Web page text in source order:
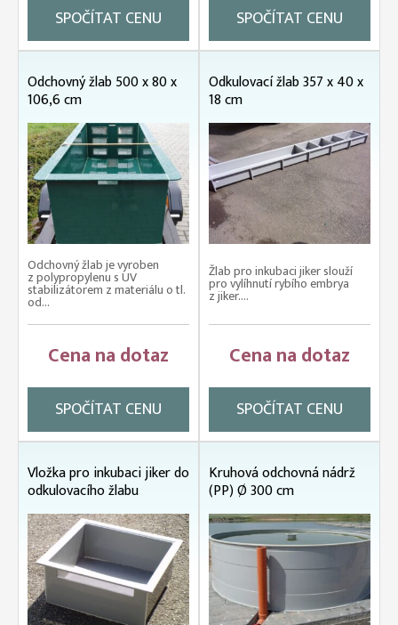
SPOČÍTAT CENU SPOČÍTAT CENU
Odchovný žlab 500 x 80 x
106,6 cm
Odchovný žlab je vyroben
z polypropylenu s UV
stabilizátorem z materiálu o tl.
od...
Cena na dotaz
SPOČÍTAT CENU
Odkulovací žlab 357 x 40 x
18 cm
Žlab pro inkubaci jiker slouží
pro vylíhnutí rybího embrya
z jiker....
Cena na dotaz
SPOČÍTAT CENU
Vložka pro inkubaci jiker do
odkulovacího žlabu
Kruhová odchovná nádrž
(PP) Ø 300 cm